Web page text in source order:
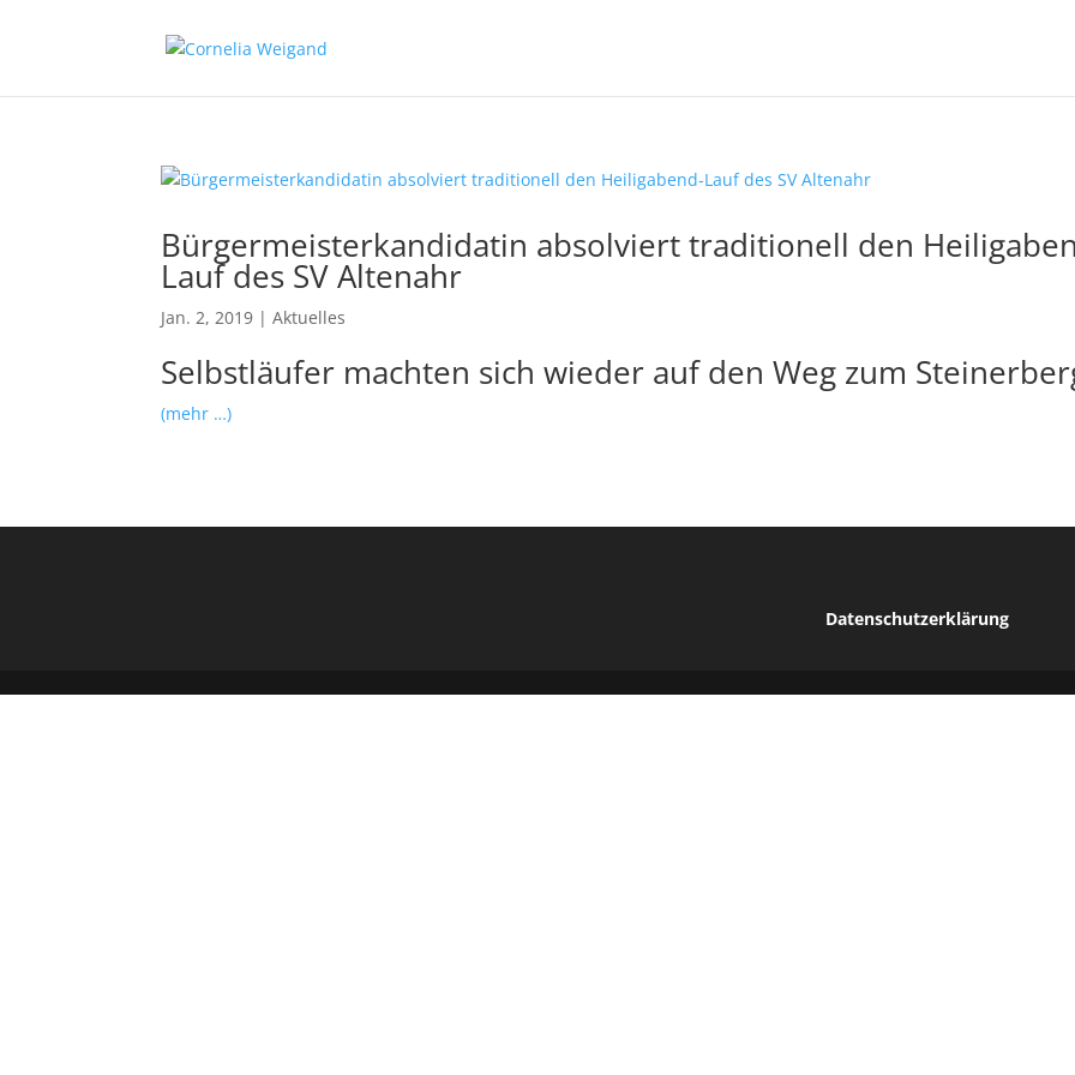
Bürgermeisterkandidatin absolviert traditionell den
Lauf des SV Altenahr
Jan. 2, 2019 |Aktuelles
Selbstläufer machten sich wieder auf den Weg zum
(mehr …)
Datenschutzerklärung